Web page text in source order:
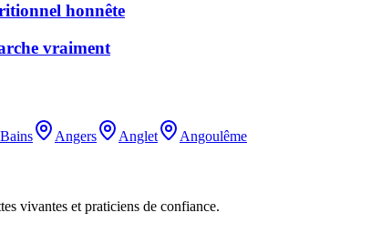
honnête
vraiment
Angers Anglet Angoulême
vivantes et praticiens de confiance.